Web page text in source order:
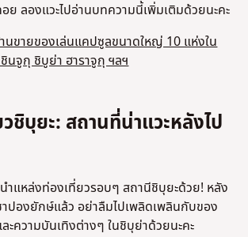
ย ลองแวะไปอ่านบทความนี้เพิ่มเติมด้วยนะคะ
นขายของเล่นแคปซูลขนาดใหญ่ 10 แห่งใน
ชินจูกุ ชิบูย่า ฮาราจูกุ ฯลฯ
ชิบุยะ: สถานที่น่าแวะหลังไป
ำแหล่งท่องเที่ยวรอบๆ สถานีชิบุยะด้วย! หลัง
ปองยักษ์แล้ว อย่าลืมไปเพลิดเพลินกับของ
ะความบันเทิงต่างๆ ในชิบุย่าด้วยนะคะ